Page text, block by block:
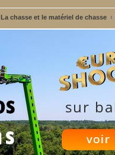
La chasse et le matériel de chasse